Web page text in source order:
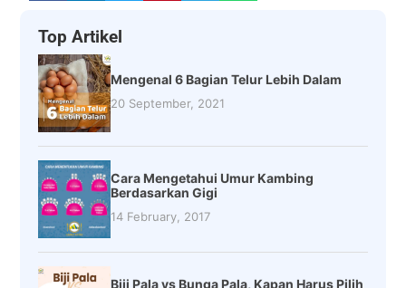
Top Artikel
Mengenal 6 Bagian Telur Lebih Dalam
20 September, 2021
Cara Mengetahui Umur Kambing
Berdasarkan Gigi
14 February, 2017
Biji Pala vs Bunga Pala, Kapan Harus Pilih